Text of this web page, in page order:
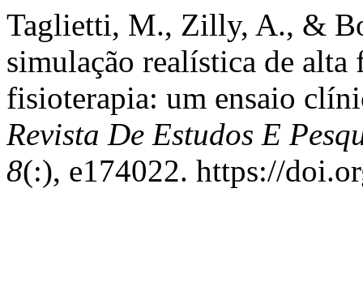
Taglietti, M., Zilly, A., &
simulação realística de
fisioterapia: um ensaio
Revista De Estudos E
8(:), e174022. https://